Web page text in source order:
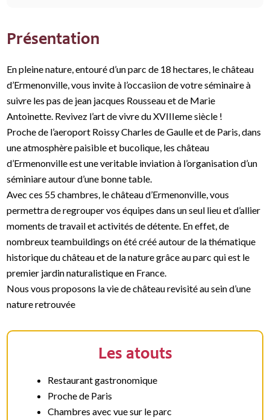
Présentation
En pleine nature, entouré d’un parc de 18 hectares, le château
d’Ermenonville, vous invite à l’occasiion de votre séminaire à
suivre les pas de jean jacques Rousseau et de Marie
Antoinette. Revivez l’art de vivre du XVIIIeme siècle !
Proche de l’aeroport Roissy Charles de Gaulle et de Paris, dans
une atmosphère paisible et bucolique, les château
d’Ermenonville est une veritable inviation à l’organisation d’un
séminiare autour d’une bonne table.
Avec ces 55 chambres, le château d’Ermenonville, vous
permettra de regrouper vos équipes dans un seul lieu et d’allier
moments de travail et activités de détente. En effet, de
nombreux teambuildings on été créé autour de la thématique
historique du château et de la nature grâce au parc qui est le
premier jardin naturalistique en France.
Nous vous proposons la vie de château revisité au sein d’une
nature retrouvée
Les atouts
Restaurant gastronomique
Proche de Paris
Chambres avec vue sur le parc